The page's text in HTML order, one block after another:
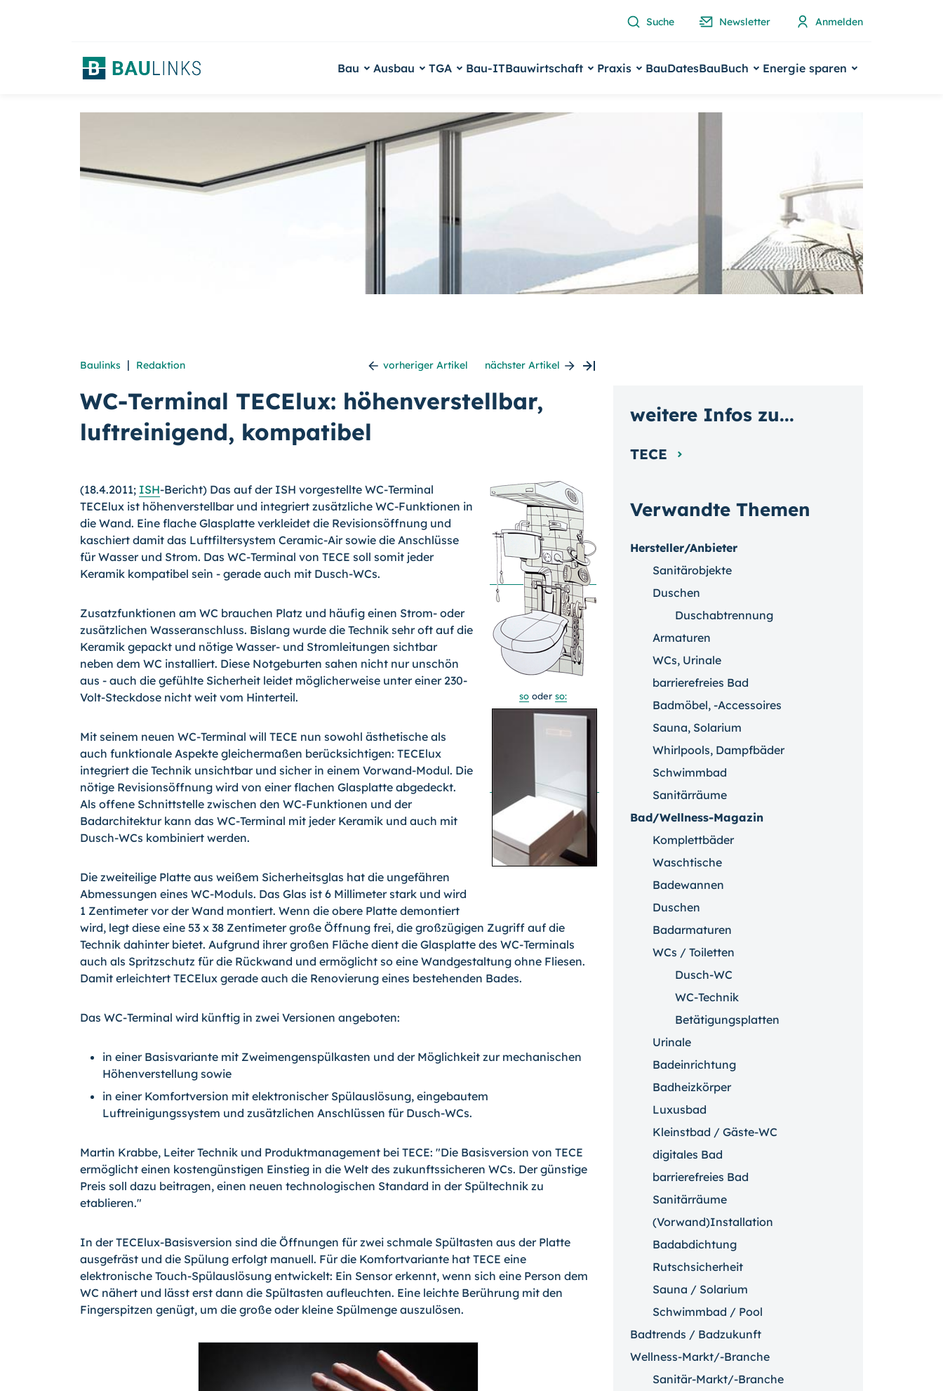
Suche Newsletter Anmelden
Bau Ausbau TGA Bau-ITBauwirtschaft Praxis BauDatesBauBuch Energie sparen
Baulinks | Redaktion vorheriger Artikel nächster Artikel
WC-Terminal TECElux: höhenverstellbar,
luftreinigend, kompatibel
so oder so:
(18.4.2011; ISH-Bericht) Das auf der ISH vorgestellte WC-Terminal
TECElux ist höhenverstellbar und integriert zusätzliche WC-Funktionen in
die Wand. Eine flache Glasplatte verkleidet die Revisionsöffnung und
kaschiert damit das Luftfiltersystem Ceramic-Air sowie die Anschlüsse
für Wasser und Strom. Das WC-Terminal von TECE soll somit jeder
Keramik kompatibel sein - gerade auch mit Dusch-WCs.
Zusatzfunktionen am WC brauchen Platz und häufig einen Strom- oder
zusätzlichen Wasseranschluss. Bislang wurde die Technik sehr oft auf die
Keramik gepackt und nötige Wasser- und Stromleitungen sichtbar
neben dem WC installiert. Diese Notgeburten sahen nicht nur unschön
aus - auch die gefühlte Sicherheit leidet möglicherweise unter einer 230-
Volt-Steckdose nicht weit vom Hinterteil.
Mit seinem neuen WC-Terminal will TECE nun sowohl ästhetische als
auch funktionale Aspekte gleichermaßen berücksichtigen: TECElux
integriert die Technik unsichtbar und sicher in einem Vorwand-Modul. Die
nötige Revisionsöffnung wird von einer flachen Glasplatte abgedeckt.
Als offene Schnittstelle zwischen den WC-Funktionen und der
Badarchitektur kann das WC-Terminal mit jeder Keramik und auch mit
Dusch-WCs kombiniert werden.
Die zweiteilige Platte aus weißem Sicherheitsglas hat die ungefähren
Abmessungen eines WC-Moduls. Das Glas ist 6 Millimeter stark und wird
1 Zentimeter vor der Wand montiert. Wenn die obere Platte demontiert
wird, legt diese eine 53 x 38 Zentimeter große Öffnung frei, die großzügigen Zugriff auf die
Technik dahinter bietet. Aufgrund ihrer großen Fläche dient die Glasplatte des WC-Terminals
auch als Spritzschutz für die Rückwand und ermöglicht so eine Wandgestaltung ohne Fliesen.
Damit erleichtert TECElux gerade auch die Renovierung eines bestehenden Bades.
Das WC-Terminal wird künftig in zwei Versionen angeboten:
in einer Basisvariante mit Zweimengenspülkasten und der Möglichkeit zur mechanischen
Höhenverstellung sowie
in einer Komfortversion mit elektronischer Spülauslösung, eingebautem
Luftreinigungssystem und zusätzlichen Anschlüssen für Dusch-WCs.
Martin Krabbe, Leiter Technik und Produktmanagement bei TECE: "Die Basisversion von TECE
ermöglicht einen kostengünstigen Einstieg in die Welt des zukunftssicheren WCs. Der günstige
Preis soll dazu beitragen, einen neuen technologischen Standard in der Spültechnik zu
etablieren."
In der TECElux-Basisversion sind die Öffnungen für zwei schmale Spültasten aus der Platte
ausgefräst und die Spülung erfolgt manuell. Für die Komfortvariante hat TECE eine
elektronische Touch-Spülauslösung entwickelt: Ein Sensor erkennt, wenn sich eine Person dem
WC nähert und lässt erst dann die Spültasten aufleuchten. Eine leichte Berührung mit den
Fingerspitzen genügt, um die große oder kleine Spülmenge auszulösen.
Verwandte Themen
Hersteller/Anbieter
Sanitärobjekte
Duschen
Duschabtrennung
Armaturen
WCs, Urinale
barrierefreies Bad
Badmöbel, -Accessoires
Sauna, Solarium
Whirlpools, Dampfbäder
Schwimmbad
Sanitärräume
Bad/Wellness-Magazin
Komplettbäder
Waschtische
Badewannen
Duschen
Badarmaturen
WCs / Toiletten
Dusch-WC
WC-Technik
Betätigungsplatten
Urinale
Badeinrichtung
Badheizkörper
Luxusbad
Kleinstbad / Gäste-WC
digitales Bad
barrierefreies Bad
Sanitärräume
(Vorwand)Installation
Badabdichtung
Rutschsicherheit
Sauna / Solarium
Schwimmbad / Pool
Badtrends / Badzukunft
Wellness-Markt/-Branche
Sanitär-Markt/-Branche
weitere Infos zu...
TECE